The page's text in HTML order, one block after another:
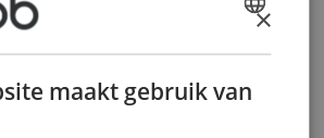
×
maakt gebruik van